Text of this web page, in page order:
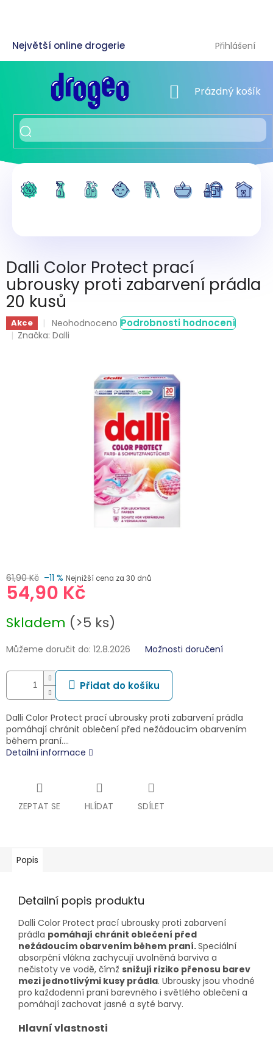
Přihlášení
NÁKUPNÍ KOŠÍK
Prázdný košík
Dalli Color Protect prací
ubrousky proti zabarvení prádla
20 kusů
Akce
Průměrné
hodnocení
hvězdiček.
Neohodnoceno Podrobnosti hodnocení
Značka:Dalli
61,90 Kč –11 % Nejnižší cena za 30 dnů
54,90 Kč
cena:
Skladem (>5 ks)
Můžeme doručit do: 12.8.2026 Možnosti doručení
Přidat do košíku
Dalli Color Protect prací ubrousky proti zabarvení prádla
pomáhají chránit oblečení před nežádoucím obarvením
během praní.…
Detailní informace
ZEPTAT SE HLÍDAT SDÍLET
Popis
Detailní popis produktu
Dalli Color Protect prací ubrousky proti zabarvení
prádla pomáhají chránit oblečení před
nežádoucím obarvením během praní.Speciální
absorpční vlákna zachycují uvolněná barviva a
nečistoty ve vodě, čímž snižují riziko přenosu barev
mezi jednotlivými kusy prádla. Ubrousky jsou vhodné
pro každodenní praní barevného i světlého oblečení a
pomáhají zachovat jasné a syté barvy.
Hlavní vlastnosti